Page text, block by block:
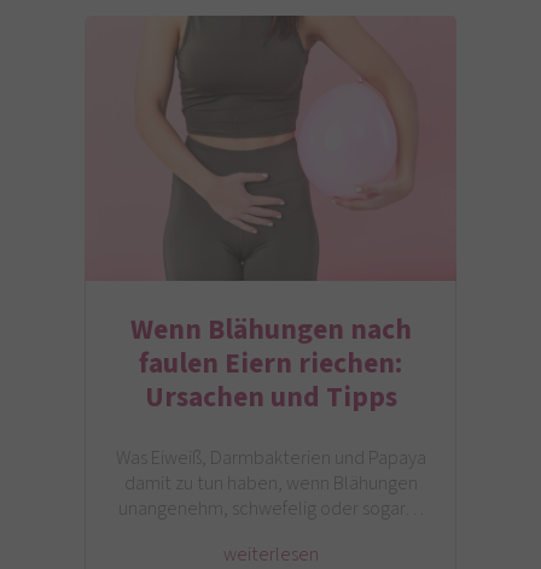
Wenn Blähungen nach
faulen Eiern riechen:
Ursachen und Tipps
Was Eiweiß, Darmbakterien und Papaya
damit zu tun haben, wenn Blähungen
unangenehm, schwefelig oder sogar…
weiterlesen